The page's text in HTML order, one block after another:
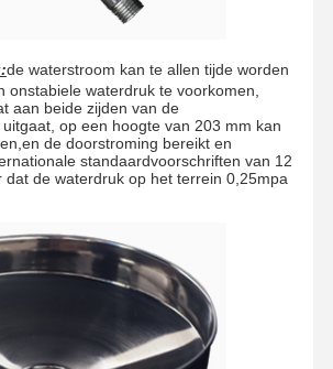
Praatje Nu
oogwas
het bureau
de waterstroom kan te allen tijde worden
onstabiele waterdruk te voorkomen,
aan beide zijden van de
op een hoogte van 203 mm kan
de doorstroming bereikt en
standaardvoorschriften van 12
dat de waterdruk op het terrein 0,25mpa